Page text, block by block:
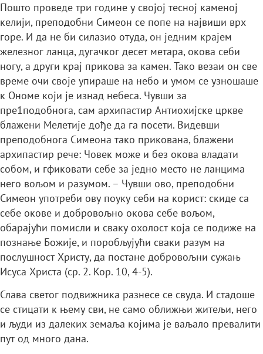
Пошто проведе три године у својој тесној каменој
келији, преподобни Симеон се попе на највиши врх
горе. И да не би силазио отуда, он једним крајем
железног ланца, дугачког десет метара, окова себи
ногу, а други крај прикова за камен. Тако везаи он све
време очи своје упираше на небо и умом се узношаше
к Ономе који је изнад небеса. Чувши за
пре1подобнога, сам архипастир Антиохијске цркве
блажени Мелетије дође да га посети. Видевши
преподобнога Симеона тако прикована, блажени
архипастир рече: Човек може и без окова владати
собом, и гфиковати себе за једно место не ланцима
него вољом и разумом. – Чувши ово, преподобни
Симеон употреби ову поуку себи на корист: скиде са
себе окове и добровољно окова себе вољом,
обарајући помисли и сваку охолост која се подиже на
познање Божије, и поробљујући сваки разум на
послушност Христу, да постане добровољни сужањ
Исуса Христа (ср. 2. Кор. 10, 4-5).
Слава светог подвижника разнесе се свуда. И стадоше
се стицати к њему сви, не само оближњи житељи, него
и људи из далеких земаља којима је ваљало превалити
пут од много дана.